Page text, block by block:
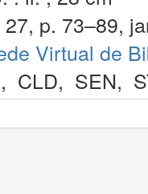
p. 73–89,
Virtual de
, CLD, SEN,